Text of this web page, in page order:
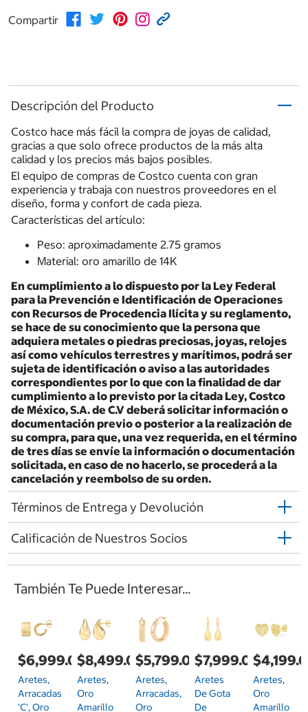
Compartir
Descripción del Producto
Costco hace más fácil la compra de joyas de calidad,
gracias a que solo ofrece productos de la más alta
calidad y los precios más bajos posibles.
El equipo de compras de Costco cuenta con gran
experiencia y trabaja con nuestros proveedores en el
diseño, forma y confort de cada pieza.
Características del artículo:
Peso: aproximadamente 2.75 gramos
Material: oro amarillo de 14K
En cumplimiento a lo dispuesto por la Ley Federal
para la Prevención e Identificación de Operaciones
con Recursos de Procedencia Ilícita y su reglamento,
se hace de su conocimiento que la persona que
adquiera metales o piedras preciosas, joyas, relojes
así como vehículos terrestres y marítimos, podrá ser
sujeta de identificación o aviso a las autoridades
correspondientes por lo que con la finalidad de dar
cumplimiento a lo previsto por la citada Ley, Costco
de México, S.A. de C.V deberá solicitar información o
documentación previo o posterior a la realización de
su compra, para que, una vez requerida, en el término
de tres días se envíe la información o documentación
solicitada, en caso de no hacerlo, se procederá a la
cancelación y reembolso de su orden.
Términos de Entrega y Devolución
Calificación de Nuestros Socios
También Te Puede Interesar...
$6,999.00
Aretes,
Arracadas
'C', Oro
$8,499.00
Aretes,
Oro
Amarillo
$5,799.00
Aretes,
Arracadas,
Oro
$7,999.00
Aretes
De Gota
De
Aretes,
Oro
Amarillo